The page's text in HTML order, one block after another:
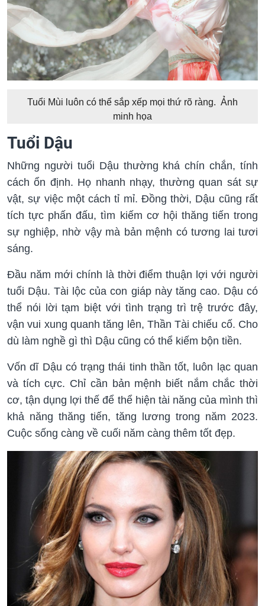
Tuổi Mùi luôn có thể sắp xếp mọi thứ rõ ràng. Ảnh
minh họa
Tuổi Dậu
Những người tuổi Dậu thường khá chín chắn, tính
cách ổn định. Họ nhanh nhạy, thường quan sát sự
vật, sự việc một cách tỉ mỉ. Đồng thời, Dậu cũng rất
tích tực phấn đấu, tìm kiếm cơ hội thăng tiến trong
sự nghiệp, nhờ vậy mà bản mệnh có tương lai tươi
sáng.
Đầu năm mới chính là thời điểm thuận lợi với người
tuổi Dậu. Tài lộc của con giáp này tăng cao. Dậu có
thể nói lời tạm biệt với tình trạng trì trệ trước đây,
vận vui xung quanh tăng lên, Thần Tài chiếu cố. Cho
dù làm nghề gì thì Dậu cũng có thể kiếm bộn tiền.
Vốn dĩ Dậu có trạng thái tinh thần tốt, luôn lạc quan
và tích cực. Chỉ cần bản mệnh biết nắm chắc thời
cơ, tận dụng lợi thế để thể hiện tài năng của mình thì
khả năng thăng tiến, tăng lương trong năm 2023.
Cuộc sống càng về cuối năm càng thêm tốt đẹp.